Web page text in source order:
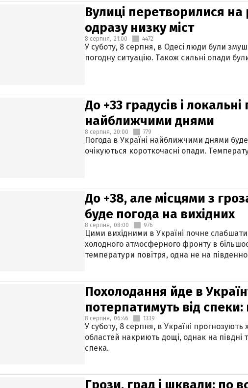
Вулиці перетворилися на
одразу низку міст
8 серпня, 21:00 4472
У суботу, 8 серпня, в Одесі люди були
погодну ситуацію. Також сильні опади
До +33 градусів і
найближчими днями
8 серпня, 20:00 779
Погода в Україні найближчими днями
очікуються короткочасні опади.
До +38, але місцями з
буде погода на вихідних
8 серпня, 08:00 976
Цими вихідними в Україні почне
холодного атмосферного фронту в
температури повітря, одна не на
Похолодання йде в
потерпатимуть від
8 серпня, 06:46 1339
У суботу, 8 серпня, в Україні
областей накриють дощі, однак на півдні
спека.
Грози, град і шквали: по